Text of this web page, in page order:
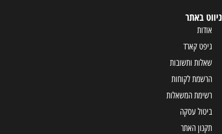
ניווט באתר
אודות
גיפט קארד
שאלות ותשובות
הרשמת לקוחות
רשימת המשאלות
ביטול עסקה
תקנון האתר